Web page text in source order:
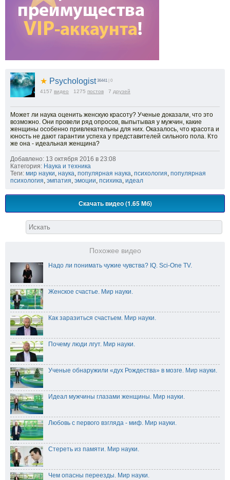
★ Psychologist 36441 | 0
4157 видео 1275 постов 7 друзей
Может ли наука оценить женскую красоту? Ученые доказали, что это
возможно. Они провели ряд опросов, выпытывая у мужчин, какие
женщины особенно привлекательны для них. Оказалось, что красота и
юность не дают гарантии успеха у представителей сильного пола. Кто
же она - идеальная женщина?
Добавлено: 13 октября 2016 в 23:08
Категория: Наука и техника
Теги: мир науки, наука, популярная наука, психология, популярная
психология, эмпатия, эмоции, психика, идеал
Скачать видео (1.65 Мб)
Похожее видео
Надо ли понимать чужие чувства? IQ. Sci-One TV.
Женское счастье. Мир науки.
Как заразиться счастьем. Мир науки.
Почему люди лгут. Мир науки.
Ученые обнаружили «дух Рождества» в мозге. Мир науки.
Идеал мужчины глазами женщины. Мир науки.
Любовь с первого взгляда - миф. Мир науки.
Стереть из памяти. Мир науки.
Чем опасны переезды. Мир науки.